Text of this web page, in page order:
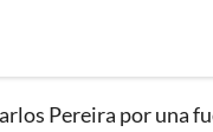
Pereira por una